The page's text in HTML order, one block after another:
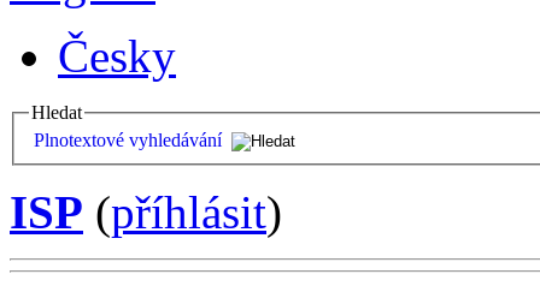
Česky
Hledat
Plnotextové vyhledávání
ISP (příhlásit)